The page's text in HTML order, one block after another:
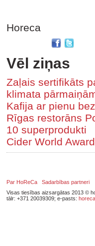
Horeca
Vēl ziņas
Zaļais sertifikāts
klimata
Kafija ar pienu
Rīgas restorāns
10 superprodukti
Cider World
Par HoReCa
Sadarbības partneri
Visas tiesības aizsargātas 2013 ©
tālr: +371 20039309; e-pasts: